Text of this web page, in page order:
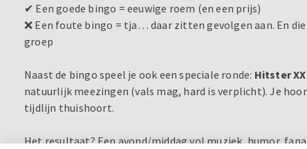
✔ Een goede bingo = eeuwige roem (en een prijs)
❌ Een foute bingo = tja… daar zitten gevolgen aan. En
groep
Naast de bingo speel je ook een speciale ronde: Hitster
natuurlijk meezingen (vals mag, hard is verplicht). Je
tijdlijn thuishoort.
Het resultaat? Een avond/middag vol muziek, humor,